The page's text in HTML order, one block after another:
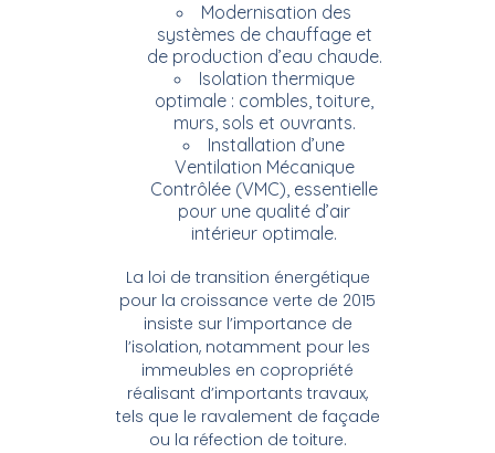
Modernisation des
systèmes de chauffage et
de production d’eau chaude.
Isolation thermique
optimale : combles, toiture,
murs, sols et ouvrants.
Installation d’une
Ventilation Mécanique
Contrôlée (VMC), essentielle
pour une qualité d’air
intérieur optimale.
La loi de transition énergétique
pour la croissance verte de 2015
insiste sur l’importance de
l’isolation, notamment pour les
immeubles en copropriété
réalisant d’importants travaux,
tels que le ravalement de façade
ou la réfection de toiture.